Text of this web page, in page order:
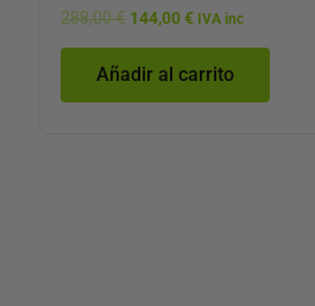
288,00€ 144,00€ IVA inc
Añadir al carrito